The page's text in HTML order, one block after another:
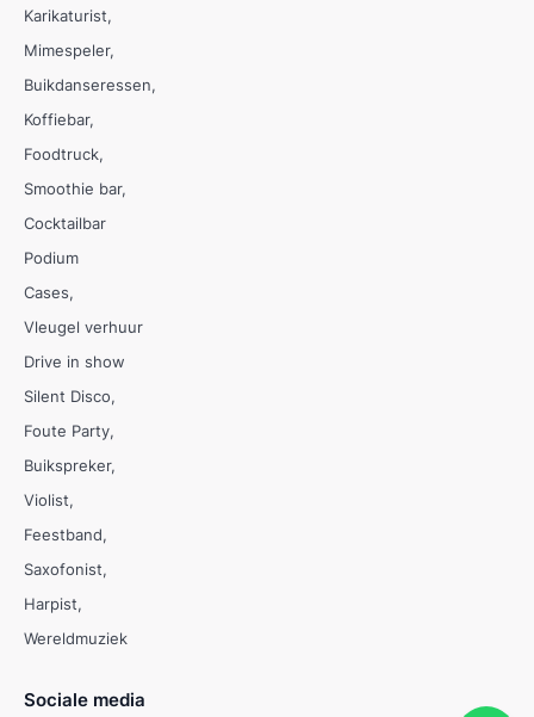
Karikaturist
Mimespeler
Buikdanseressen
Koffiebar
Foodtruck
Smoothie bar
Cocktailbar
Podium
Cases
Vleugel verhuur
Drive in show
Silent Disco
Foute Party
Buikspreker
Violist
Feestband
Saxofonist
Harpist
Wereldmuziek
Sociale media